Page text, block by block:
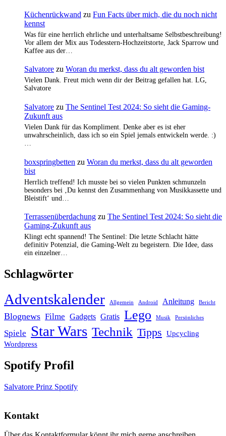
Küchenrückwand zu Fun Facts über mich, die du noch nicht
kennst
Was für eine herrlich ehrliche und unterhaltsame Selbstbeschreibung!
Vor allem der Mix aus Todesstern-Hochzeitstorte, Jack Sparrow und
Kaffee aus der…
Salvatore zu Woran du merkst, dass du alt geworden bist
Vielen Dank. Freut mich wenn dir der Beitrag gefallen hat. LG,
Salvatore
Salvatore zu The Sentinel Test 2024: So sieht die Gaming-
Zukunft aus
Vielen Dank für das Kompliment. Denke aber es ist eher
unwahrscheinlich, dass ich so ein Spiel jemals entwickeln werde. :)
boxspringbetten zu Woran du merkst, dass du alt geworden
bist
Herrlich treffend! Ich musste bei so vielen Punkten schmunzeln
besonders bei ‚Du kennst den Zusammenhang von Musikkassette und
Bleistift‘ und…
Terrassenüberdachung zu The Sentinel Test 2024: So sieht die
Gaming-Zukunft aus
Klingt echt spannend! The Sentinel: Die letzte Schlacht hätte
definitiv Potenzial, die Gaming-Welt zu begeistern. Die Idee, dass
ein einzelner…
Schlagwörter
Adventskalender Allgemein Android Anleitung Bericht
Blognews Filme Gadgets Gratis Lego Musik Persönliches
Spiele Star Wars Technik Tipps
Upcycling
Wordpress
Spotify Profil
Salvatore Prinz Spotify
Kontakt